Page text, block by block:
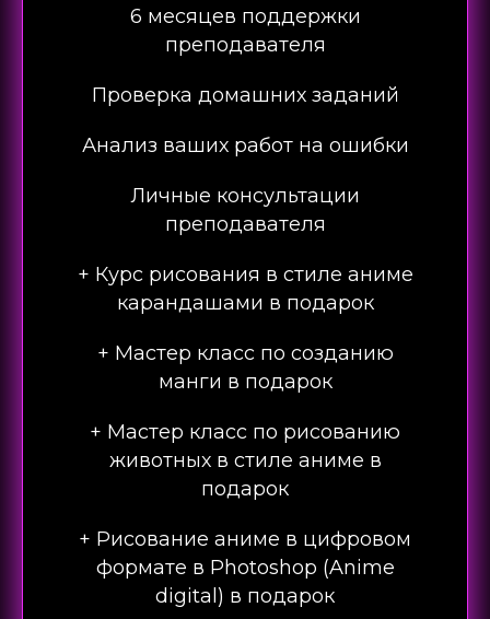
6 месяцев поддержки
преподавателя
Проверка домашних заданий
Анализ ваших работ на ошибки
Личные консультации
преподавателя
+ Курс рисования в стиле аниме
карандашами в подарок
+ Мастер класс по созданию
манги в подарок
+ Мастер класс по рисованию
животных в стиле аниме в
подарок
+ Рисование аниме в цифровом
формате в Photoshop (Anime
digital) в подарок